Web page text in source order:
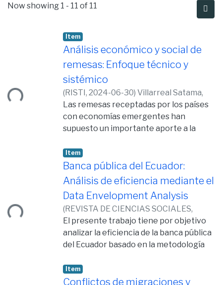
Now showing 1 - 11 of 11
Item
Análisis económico y social de
remesas: Enfoque técnico y
sistémico
(RISTI, 2024-06-30) Villarreal Satama,
Freddy Lenin ;Bosch Badia, María Teresa
Las remesas receptadas por los países
con economías emergentes han
supuesto un importante aporte a la
interno o ahorro, que encadena un
problema social a causa de la migración.
El propósito de este trabajo es analizar
provienen de España y Estados Unidos
al Ecuador del 2010 a 2022, bajo la
metodología econométrica y análisis de
cointegración. Muchos hogares aún
tienen en este rubro el ingreso que les
Los resultados indican que un aumento
Item
Banca pública del Ecuador:
Análisis de eficiencia mediante el
Data Envelopment Analysis
(REVISTA DE CIENCIAS SOCIALES,
2024-06-21 )Villarreal Satama, Freddy
Lenin;Bosch Badía, María Teresa
El presente trabajo tiene por objetivo
analizar la eficiencia de la banca pública
del Ecuador basado en la metodología
de datos DEA-CCR con la técnica
multiplicativa y envolvente, para el
Item
Conflictos de migraciones y